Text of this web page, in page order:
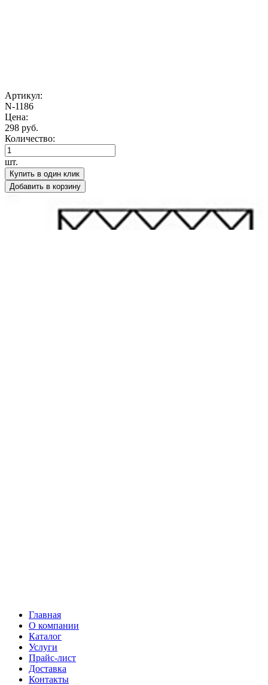
Артикул:
N-1186
Цена:
298 руб.
Количество:
шт.
Купить в один клик
Добавить в корзину
Главная
О компании
Каталог
Услуги
Прайс-лист
Доставка
Контакты